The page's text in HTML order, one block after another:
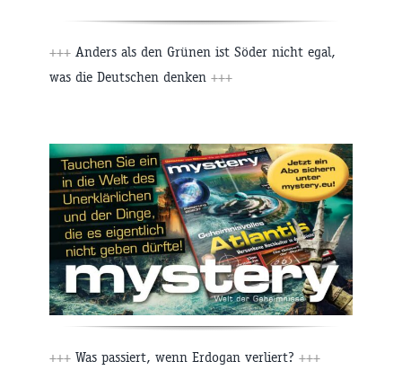
+++ Anders als den Grünen ist Söder nicht egal,
was die Deutschen denken +++
+++ Was passiert, wenn Erdogan verliert? +++